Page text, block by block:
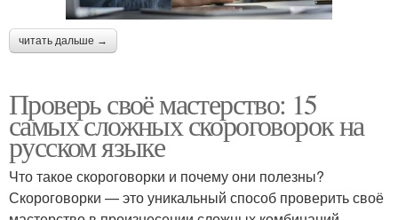
читать дальше →
Проверь своё мастерство: 15
самых сложных скороговорок на
русском языке
Что такое скороговорки и почему они полезны?
Скороговорки — это уникальный способ проверить своё